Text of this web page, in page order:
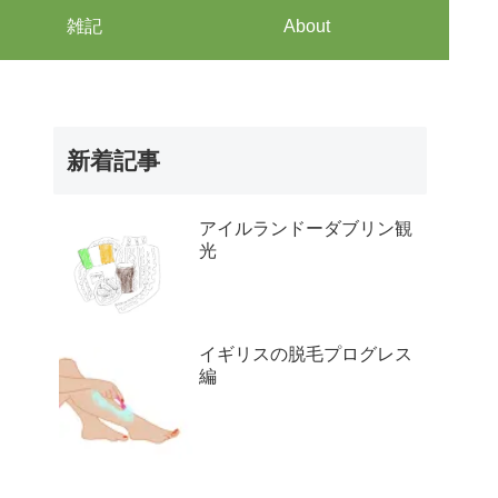
雑記 About
新着記事
アイルランドーダブリン観
光
イギリスの脱毛プログレス
編